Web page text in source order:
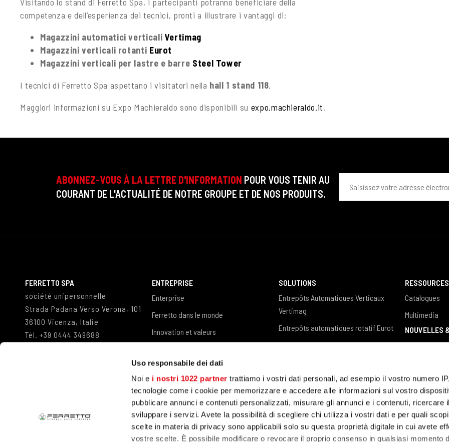
Uso responsabile dei dati
Noi e i nostri 1022 partner trattiamo i vostri dati personali, ad esempio il vostro numero
tecnologie come i cookie per memorizzare e accedere alle informazioni sul vostro
pubblicare annunci e contenuti personalizzati, misurare gli annunci e i contenuti, ricercare
sviluppare i servizi. Avete la possibilità di scegliere chi utilizza i vostri dati e per quali
scelte in materia di privacy sono applicabili solo su questa proprietà digitale in cui avete
vostre scelte. È possibile modificare o revocare il proprio consenso in qualsiasi momento
competenza e dell’esperienza dei tecnici, pronti a illustrare i vantaggi di:
Magazzini automatici verticali Vertimag
Magazzini verticali rotanti Eurot
Magazzini verticali per lastre e barre Steel Tower
I tecnici di Ferretto Spa aspettano i visitatori nella hall 1 stand 118.
Maggiori informazioni su Expo Machieraldo sono disponibili su expo.machieraldo.it.
ABONNEZ-VOUS À LA LETTRE D'INFORMATION POUR VOUS TENIR AU
COURANT DE L'ACTUALITÉ DE NOTRE GROUPE ET DE NOS PRODUITS.
FERRETTO SPA
société unipersonnelle
Strada Padana Verso Verona, 101
36100 Vicenza, Italie
Tél. +39 0444 349688
ENTREPRISE
Enterprise
Ferretto dans le monde
Innovation et valeurs
Travailler avec nous
SOLUTIONS
Entrepôts Automatiques Verticaux
Vertimag
Entrepôts automatiques rotatif Eurot
Entrepôts verticaux pour barres,
Logiciel de gestion des entrepôts
ÉTUDES DE CAS
RESSOURCES
Catalogues
Multimedia
NOUVELLES
News / Eventi